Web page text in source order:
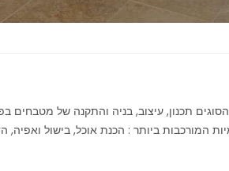
תכנון, עיצוב, בניה והתקנה של
המורכבות ביותר : הכנת אוכל, בישול ואפיה,